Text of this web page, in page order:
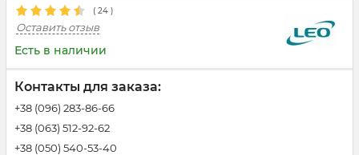
( 24 )
Оставить отзыв
Есть в наличии
Контакты для заказа:
+38 (096) 283-86-66
+38 (063) 512-92-62
+38 (050) 540-53-40